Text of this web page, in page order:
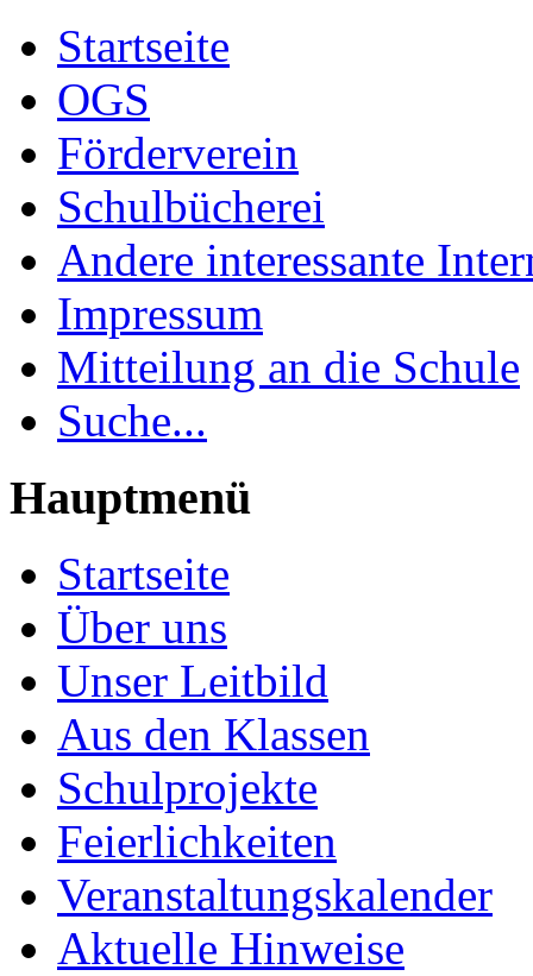
Startseite
OGS
Förderverein
Schulbücherei
Andere interessante
Impressum
Mitteilung an die Schule
Suche...
Hauptmenü
Startseite
Über uns
Unser Leitbild
Aus den Klassen
Schulprojekte
Feierlichkeiten
Veranstaltungskalender
Aktuelle Hinweise